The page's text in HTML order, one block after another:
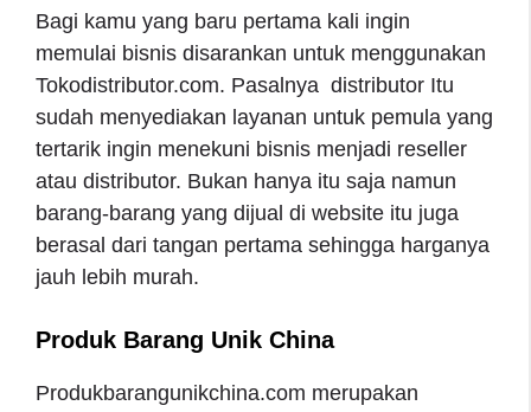
Bagi kamu yang baru pertama kali ingin
memulai bisnis disarankan untuk menggunakan
Tokodistributor.com. Pasalnya distributor Itu
sudah menyediakan layanan untuk pemula yang
tertarik ingin menekuni bisnis menjadi reseller
atau distributor. Bukan hanya itu saja namun
barang-barang yang dijual di website itu juga
berasal dari tangan pertama sehingga harganya
jauh lebih murah.
Produk Barang Unik China
Produkbarangunikchina.com merupakan